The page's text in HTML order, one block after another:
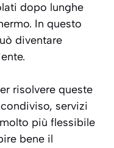
dopo lunghe
In questo
diventare
risolvere queste
servizi
più flessibile
bene il